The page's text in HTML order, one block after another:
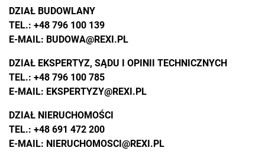
DZIAŁ BUDOWLANY
TEL.: +48 796 100 139
E-MAIL: BUDOWA@REXI.PL
DZIAŁ EKSPERTYZ, SĄDU I OPINII TECHNICZNYCH
TEL.: +48 796 100 785
E-MAIL: EKSPERTYZY@REXI.PL
DZIAŁ NIERUCHOMOŚCI
TEL.: +48 691 472 200
E-MAIL: NIERUCHOMOSCI@REXI.PL